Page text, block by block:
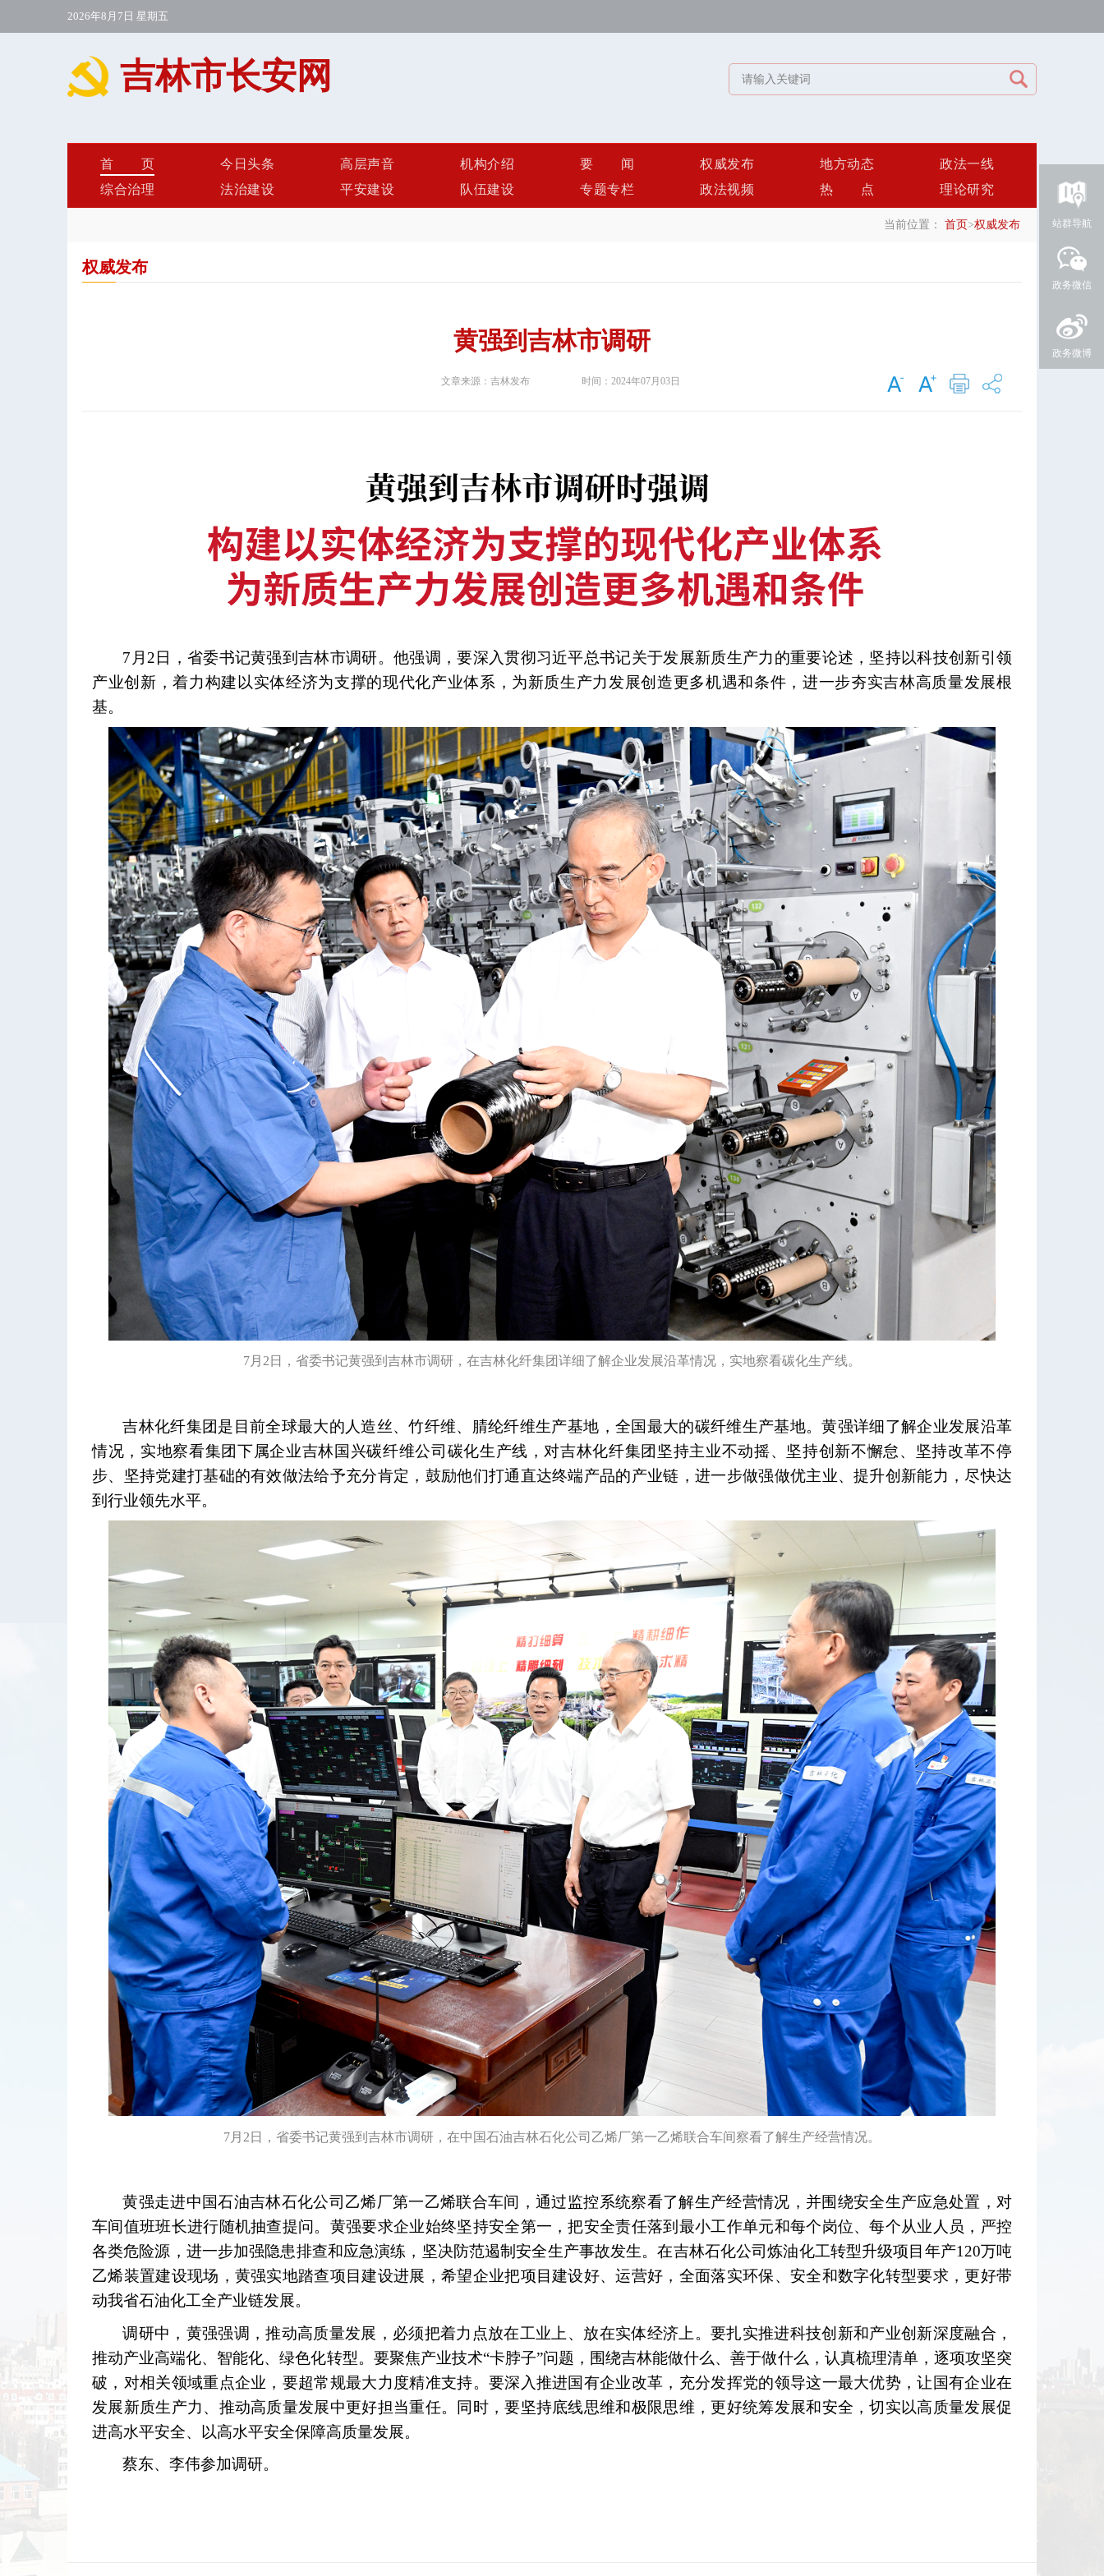
2026年8月7日 星期五
吉林市长安网
首页 今日头条 高层声音 机构介绍 要闻 权威发布 地方动态
政法一线
综合治理
法治建设 平安建设 队伍建设 专题专栏 政法视频 热点 理论研究
当前位置： 首页>权威发布
权威发布
黄强到吉林市调研
文章来源： 吉林发布 时间： 2024年07月03日
7月2日，省委书记黄强到吉林市调研。他强调，要深入贯彻习近平总书记关于发展新质生产力的重要论述，坚持以科技创新引领
产业创新，着力构建以实体经济为支撑的现代化产业体系，为新质生产力发展创造更多机遇和条件，进一步夯实吉林高质量发展根
基。
7月2日，省委书记黄强到吉林市调研，在吉林化纤集团详细了解企业发展沿革情况，实地察看碳化生产线。
吉林化纤集团是目前全球最大的人造丝、竹纤维、腈纶纤维生产基地，全国最大的碳纤维生产基地。黄强详细了解企业发展沿革
情况，实地察看集团下属企业吉林国兴碳纤维公司碳化生产线，对吉林化纤集团坚持主业不动摇、坚持创新不懈怠、坚持改革不停
步、坚持党建打基础的有效做法给予充分肯定，鼓励他们打通直达终端产品的产业链，进一步做强做优主业、提升创新能力，尽快达
到行业领先水平。
7月2日，省委书记黄强到吉林市调研，在中国石油吉林石化公司乙烯厂第一乙烯联合车间察看了解生产经营情况。
黄强走进中国石油吉林石化公司乙烯厂第一乙烯联合车间，通过监控系统察看了解生产经营情况，并围绕安全生产应急处置，对
车间值班班长进行随机抽查提问。黄强要求企业始终坚持安全第一，把安全责任落到最小工作单元和每个岗位、每个从业人员，严控
各类危险源，进一步加强隐患排查和应急演练，坚决防范遏制安全生产事故发生。在吉林石化公司炼油化工转型升级项目年产120万吨
乙烯装置建设现场，黄强实地踏查项目建设进展，希望企业把项目建设好、运营好，全面落实环保、安全和数字化转型要求，更好带
动我省石油化工全产业链发展。
调研中，黄强强调，推动高质量发展，必须把着力点放在工业上、放在实体经济上。要扎实推进科技创新和产业创新深度融合，
推动产业高端化、智能化、绿色化转型。要聚焦产业技术“卡脖子”问题，围绕吉林能做什么、善于做什么，认真梳理清单，逐项攻坚突
破，对相关领域重点企业，要超常规最大力度精准支持。要深入推进国有企业改革，充分发挥党的领导这一最大优势，让国有企业在
发展新质生产力、推动高质量发展中更好担当重任。同时，要坚持底线思维和极限思维，更好统筹发展和安全，切实以高质量发展促
进高水平安全、以高水平安全保障高质量发展。
蔡东、李伟参加调研。
站群导航
政务微信
政务微博